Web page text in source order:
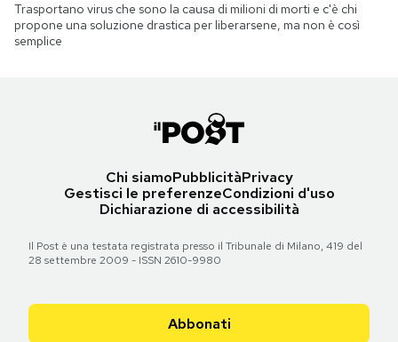
Trasportano virus che sono la causa di milioni di morti e c'è chi
propone una soluzione drastica per liberarsene, ma non è così
semplice
Chi siamoPubblicitàPrivacy
Gestisci le preferenzeCondizioni d'uso
Dichiarazione di accessibilità
Il Post è una testata registrata presso il Tribunale di Milano, 419 del
28 settembre 2009 - ISSN 2610-9980
Abbonati